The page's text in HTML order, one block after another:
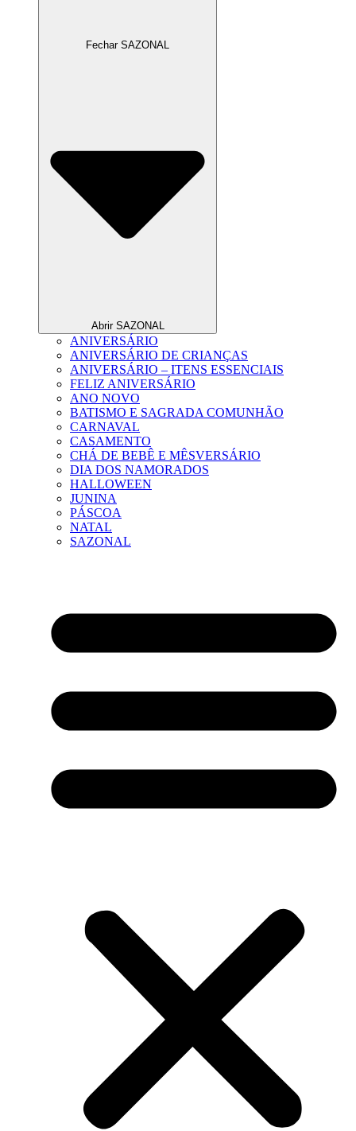
Fechar SAZONAL
Abrir SAZONAL
ANIVERSÁRIO
ANIVERSÁRIO DE CRIANÇAS
ANIVERSÁRIO – ITENS ESSENCIAIS
FELIZ ANIVERSÁRIO
ANO NOVO
BATISMO E SAGRADA COMUNHÃO
CARNAVAL
CASAMENTO
CHÁ DE BEBÊ E MÊSVERSÁRIO
DIA DOS NAMORADOS
HALLOWEEN
JUNINA
PÁSCOA
NATAL
SAZONAL